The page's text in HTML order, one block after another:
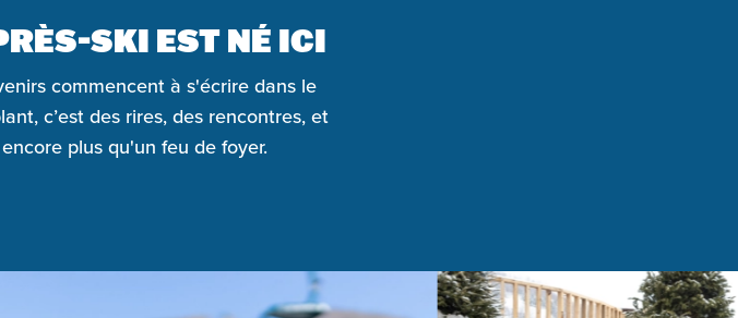
SKI EST NÉ ICI
commencent à s'écrire dans le
c’est des rires, des rencontres, et
plus qu'un feu de foyer.